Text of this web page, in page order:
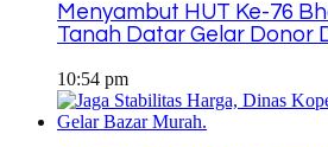
Menyambut HUT Ke-76
Tanah Datar Gelar Donor
10:54 pm